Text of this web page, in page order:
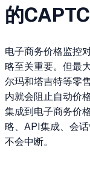
的
电子商务价格监控
略至关重要。但最
尔玛和塔吉特等零
内就会阻止自动价
集成到电子商务价
略、API集成、会
不会中断。